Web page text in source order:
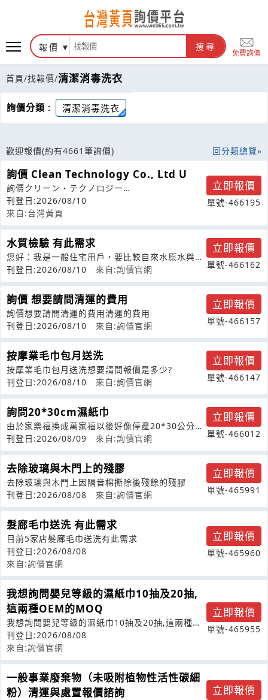
報價 搜尋
免費詢價
首頁/找報價/清潔消毒洗衣
詢價分類 : 清潔消毒洗衣
歡迎報價(約有4661筆詢價) 回分類總覽
詢價 Clean Technology Co., Ltd U
詢價クリーン・テクノロジー
=CleanTechnologyCo.,LtdUV02
刊登日:2026/08/10
來自:台灣黃頁
立即報價
單號-466195
水質檢驗 有此需求
您好：我是一般住宅用戶，要比較自來水原水與
CBTech濾水器出水。兩組水樣都要驗
刊登日:2026/08/10 來自:詢價官網
立即報價
單號-466162
詢價 想要請問清運的費用
詢價想要請問清運的費用清運的費用
刊登日:2026/08/10
來自:詢價官網
立即報價
單號-466157
按摩業毛巾包月送洗
按摩業毛巾包月送洗想要請問報價是多少?
刊登日:2026/08/10
來自:詢價官網
立即報價
單號-466147
詢問20*30cm濕紙巾
由於家樂福換成萬家福以後好像停產20*30公分的
綠色包裝濕紙巾了。想請問同類型的
刊登日:2026/08/09 來自:詢價官網
立即報價
單號-466012
去除玻璃與木門上的殘膠
去除玻璃與木門上因隔音棉撕除後殘餘的殘膠
刊登日:2026/08/08
來自:詢價官網
立即報價
單號-465991
髮廊毛巾送洗 有此需求
目前5家店髮廊毛巾送洗有此需求
刊登日:2026/08/08
來自:詢價官網
立即報價
單號-465960
我想詢問嬰兒等級的濕紙巾10抽及20抽,
這兩種OEM的MOQ
我想詢問嬰兒等級的濕紙巾10抽及20抽,這兩種
OEM的MOQ跟兩種的單價
刊登日:2026/08/08
來自:詢價官網
立即報價
單號-465955
一般事業廢棄物（未吸附植物性活性碳細
粉）清運與處置報價諮詢
立即報價